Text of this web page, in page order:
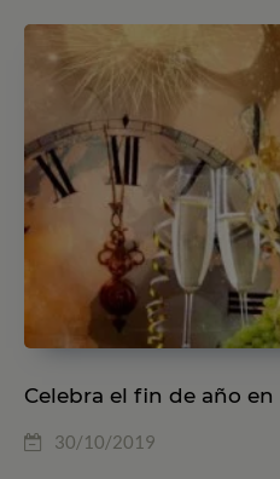
Celebra el fin de año
30/10/2019